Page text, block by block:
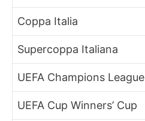
Coppa Italia
Supercoppa Italiana
UEFA Champions League
UEFA Cup Winners’ Cup